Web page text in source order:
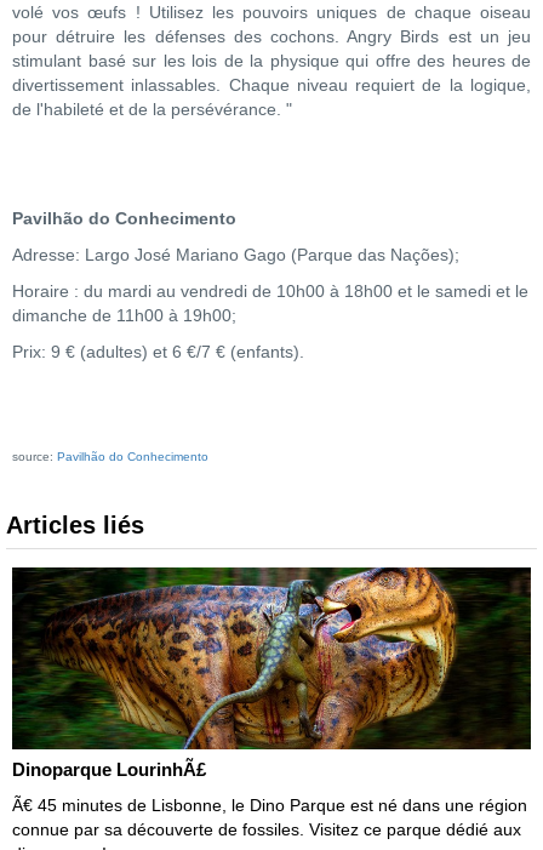
volé vos œufs ! Utilisez les pouvoirs uniques de chaque oiseau
pour détruire les défenses des cochons. Angry Birds est un jeu
stimulant basé sur les lois de la physique qui offre des heures de
divertissement inlassables. Chaque niveau requiert de la logique,
de l'habileté et de la persévérance. "
Pavilhão do Conhecimento
Adresse: Largo José Mariano Gago (Parque das Nações);
Horaire : du mardi au vendredi de 10h00 à 18h00 et le samedi et le
dimanche de 11h00 à 19h00;
Prix: 9 € (adultes) et 6 €/7 € (enfants).
source: Pavilhão do Conhecimento
Articles liés
Dinoparque LourinhÃ£
Ã€ 45 minutes de Lisbonne, le Dino Parque est né dans une région
connue par sa découverte de fossiles. Visitez ce parque dédié aux